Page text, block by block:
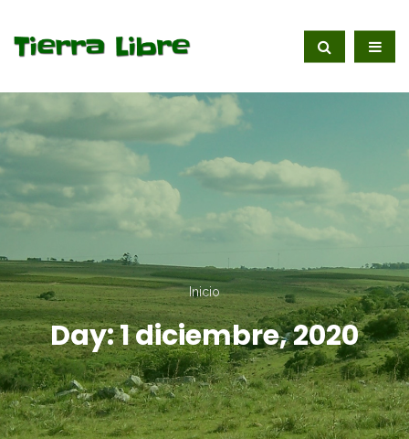
Inicio
Day:1 diciembre, 2020